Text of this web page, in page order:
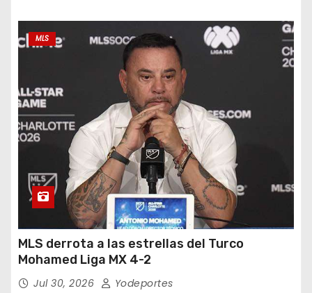
MLS
MLS derrota a las estrellas del Turco
Mohamed Liga MX 4-2
Jul 30, 2026 Yodeportes